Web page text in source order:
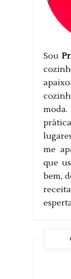
Sou
me
que
bem,